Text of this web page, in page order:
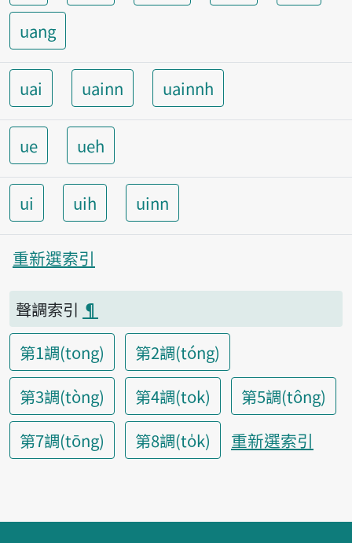
uang
uai uainn uainnh
ue ueh
ui uih uinn
重新選索引
聲調索引 ¶
第1調(tong)
第2調(tóng)
第3調(tòng)
第4調(tok)
第5調(tông)
第7調(tōng)
第8調(to̍k) 重新選索引